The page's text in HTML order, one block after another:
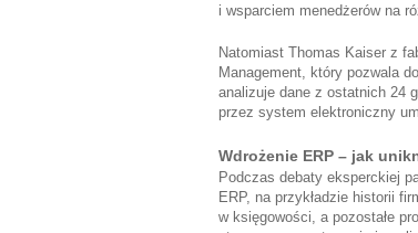
i wsparciem menedżerów na
Natomiast Thomas Kaiser z
Management, który pozwala
analizuje dane z ostatnich 24
przez system elektroniczny
Wdrożenie ERP – jak
Podczas debaty eksperckiej
ERP, na przykładzie historii
w księgowości, a pozostałe